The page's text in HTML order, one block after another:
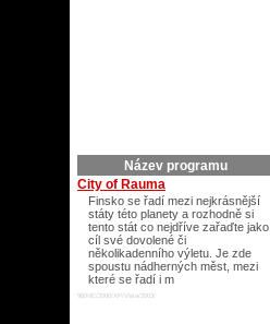
Název programu
City of Rauma
Finsko se řadí mezi nejkrásnější
státy této planety a rozhodně si
tento stát co nejdříve zařaďte jako
cíl své dovolené či
několikadenního výletu. Je zde
spoustu nádherných měst, mezi
které se řadí i m
98/ME/2000/XP/Vista/2003/